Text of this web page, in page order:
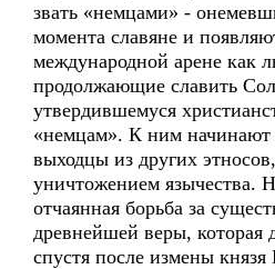
звать «немцами» -
момента славяне и
международной арене как
продолжающие славить
утвердившемуся
«немцам». К ним начинают
выходцы из других
уничтожением язычества.
отчаянная борьба за
древнейшей веры, которая
спустя после измены